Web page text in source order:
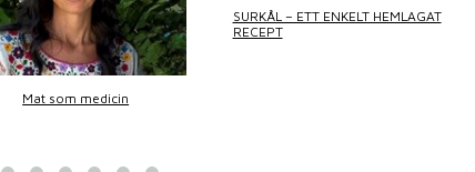
Mat som medicin
SURKÅL – ETT ENKELT HEMLAGAT
RECEPT